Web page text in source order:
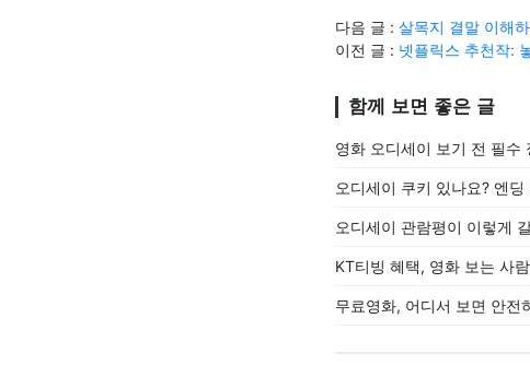
다음 글 : 살목지 결말 이해
이전 글 : 넷플릭스 추천작:
함께 보면 좋은 글
영화 오디세이 보기 전 필수
오디세이 쿠키 있나요? 엔
오디세이 관람평이 이렇게
KT티빙 혜택, 영화 보는 사
무료영화, 어디서 보면 안전